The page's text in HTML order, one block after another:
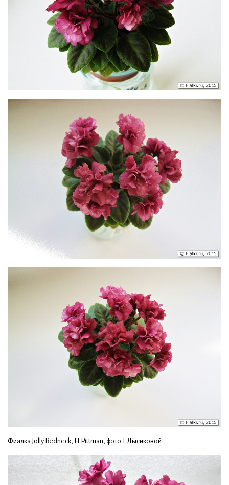
Фиалка Jolly Redneck, H.Pittman, фото Т.Лысиковой: